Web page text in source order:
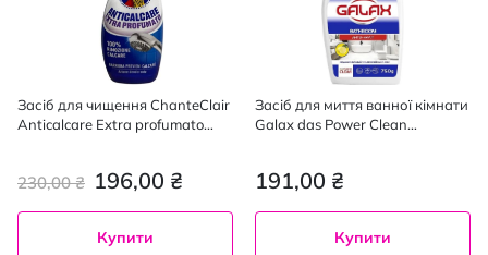
Засіб для чищення ChanteClair
Anticalcare Extra profumato
196,00 ₴
230,00 ₴
Купити
Засіб для миття ванної кімнати
Galax das Power Clean
191,00 ₴
Купити